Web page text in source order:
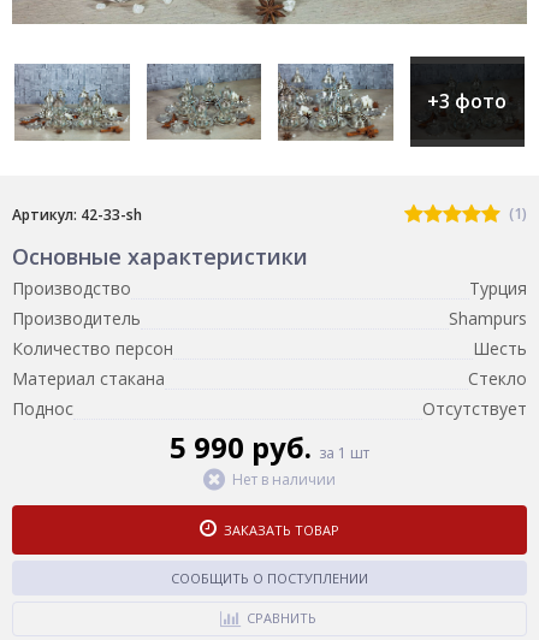
+3 фото
Артикул: 42-33-sh (1)
Основные характеристики
Производство
Турция
Производитель
Shampurs
Количество персон
Шесть
Материал стакана
Стекло
Поднос
Отсутствует
5 990 руб. за 1 шт
Нет в наличии
ЗАКАЗАТЬ ТОВАР
СООБЩИТЬ О ПОСТУПЛЕНИИ
СРАВНИТЬ